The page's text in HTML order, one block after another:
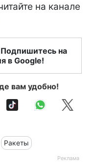
на канале
Подпишитесь на
в Google!
вам удобно!
Ракеты